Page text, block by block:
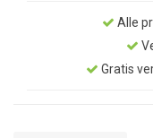
Alle
Gratis